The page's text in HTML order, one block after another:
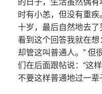
的日子，生活虽然偶
时有小恙，但没有重
十岁，最后自然地去了
看到这个回答我就在想
却管这叫普通人。” 但
们在后面跟帖说：“这
不要这样普通地过一辈